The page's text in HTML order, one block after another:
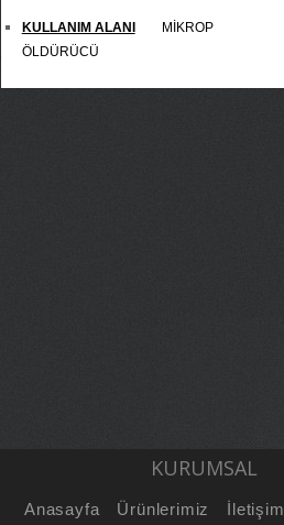
KULLANIM ALANIMİKROP
ÖLDÜRÜCÜ
KURUMSAL
Anasayfa Ürünlerimiz İletişim